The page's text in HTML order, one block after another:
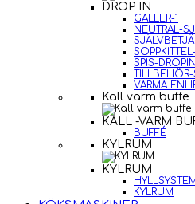
DROP IN
GALLER-1
NEUTRAL-
SPIS-DROPIN
VARMA
Kall varm buffe
KALL -VARM
BUFFÉ
KYLRUM
KYLRUM
KYLRUM